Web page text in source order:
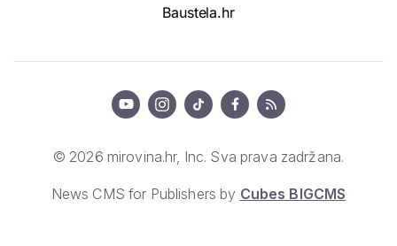
Baustela.hr
© 2026 mirovina.hr, Inc. Sva prava zadržana.
News CMS for Publishers by Cubes BIGCMS